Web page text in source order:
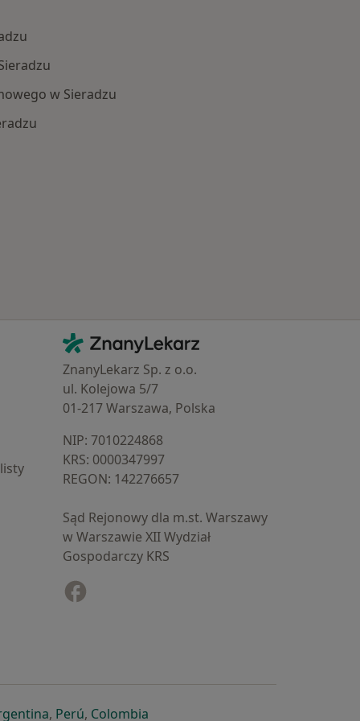
w Sieradzu
Kontakt
ZnanyLekarz - Strona główna
ZnanyLekarz Sp. z o.o.
ul. Kolejowa 5/7
01-217 Warszawa, Polska
NIP: ⁠7010224868
KRS: ⁠0000347997
REGON: ⁠142276657
Sąd Rejonowy dla m.st. Warszawy
w Warszawie XII Wydział
Gospodarczy KRS
karcie
w nowej karcie
się w nowej karcie
otwiera się w nowej karcie
, Perúotwiera się w nowej karcie
, Colombiaotwiera się w nowej karcie